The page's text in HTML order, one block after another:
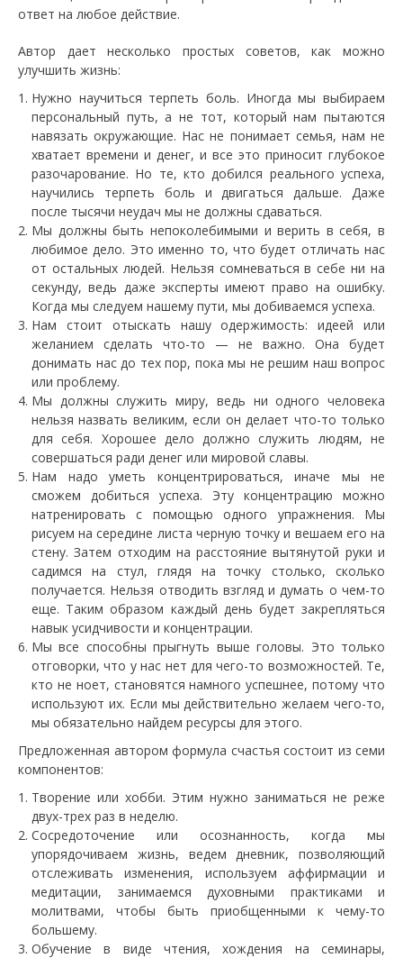
ответ на любое действие.
Автор дает несколько простых советов, как можно
улучшить жизнь:
Нужно научиться терпеть боль. Иногда мы выбираем
персональный путь, а не тот, который нам пытаются
навязать окружающие. Нас не понимает семья, нам не
хватает времени и денег, и все это приносит глубокое
разочарование. Но те, кто добился реального успеха,
научились терпеть боль и двигаться дальше. Даже
после тысячи неудач мы не должны сдаваться.
Мы должны быть непоколебимыми и верить в себя, в
любимое дело. Это именно то, что будет отличать нас
от остальных людей. Нельзя сомневаться в себе ни на
секунду, ведь даже эксперты имеют право на ошибку.
Когда мы следуем нашему пути, мы добиваемся успеха.
Нам стоит отыскать нашу одержимость: идеей или
желанием сделать что-то — не важно. Она будет
донимать нас до тех пор, пока мы не решим наш вопрос
или проблему.
Мы должны служить миру, ведь ни одного человека
нельзя назвать великим, если он делает что-то только
для себя. Хорошее дело должно служить людям, не
совершаться ради денег или мировой славы.
Нам надо уметь концентрироваться, иначе мы не
сможем добиться успеха. Эту концентрацию можно
натренировать с помощью одного упражнения. Мы
рисуем на середине листа черную точку и вешаем его на
стену. Затем отходим на расстояние вытянутой руки и
садимся на стул, глядя на точку столько, сколько
получается. Нельзя отводить взгляд и думать о чем-то
еще. Таким образом каждый день будет закрепляться
навык усидчивости и концентрации.
Мы все способны прыгнуть выше головы. Это только
отговорки, что у нас нет для чего-то возможностей. Те,
кто не ноет, становятся намного успешнее, потому что
используют их. Если мы действительно желаем чего-то,
мы обязательно найдем ресурсы для этого.
Предложенная автором формула счастья состоит из семи
компонентов:
Творение или хобби. Этим нужно заниматься не реже
двух-трех раз в неделю.
Сосредоточение или осознанность, когда мы
упорядочиваем жизнь, ведем дневник, позволяющий
отслеживать изменения, используем аффирмации и
медитации, занимаемся духовными практиками и
молитвами, чтобы быть приобщенными к чему-то
большему.
Обучение в виде чтения, хождения на семинары,